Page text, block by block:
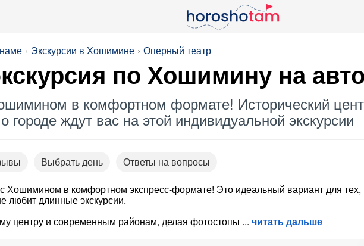
Экскурсии в Хошимине Оперный театр
по Хошимину на авто
в комфортном формате! Исторический
городе ждут вас на этой индивидуальной экскурсии
Выбрать день
Ответы на вопросы
Хошимином в комфортном экспресс-формате! Это идеальный вариант для тех,
любит длинные экскурсии.
центру и современным районам, делая фотостопы
читать дальше